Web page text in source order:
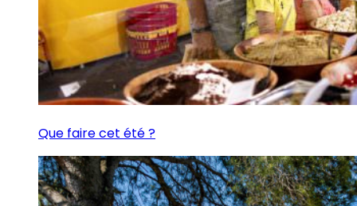
Que faire cet été ?